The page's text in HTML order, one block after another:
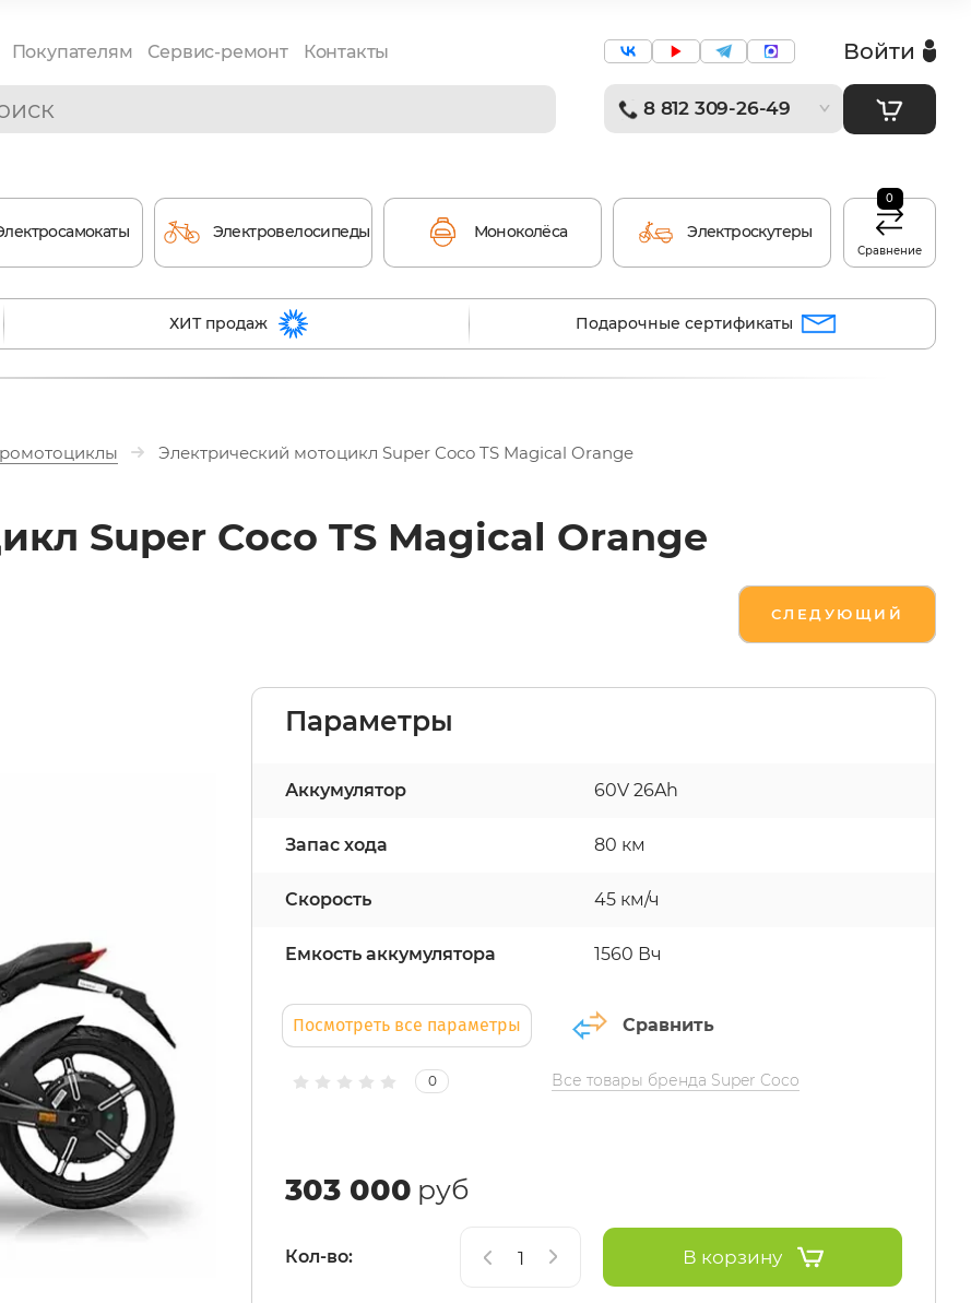
Покупателям Сервис-ремонт Контакты Войти
8 812 309-26-49
Электровелосипеды Моноколёса Электроскутеры
Сравнение
0
ХИТ продаж Подарочные сертификаты
Электрический мотоцикл Super Coco TS Magical Orange
Super Coco TS Magical Orange
СЛЕДУЮЩИЙ
Параметры
Аккумулятор 60V 26Ah
Запас хода 80 км
Скорость 45 км/ч
Емкость аккумулятора 1560 Вч
Посмотреть все параметры Сравнить
0 Все товары бренда Super Coco
303 000 руб
Кол-во: В корзину